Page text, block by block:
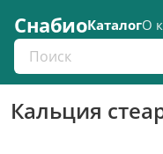
СнабиоКаталогО
Поиск по каталогу
Кальция